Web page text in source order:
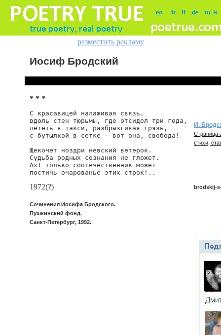
разместить рекламу
Иосиф Бродский
* * *
С красавицей налаживая связь,
вдоль стен тюрьмы, где отсидел три года,
лететь в такси, разбрызгивая грязь,
с бутылкой в сетке — вот она, свобода!
Щекочет ноздри невский ветерок.
Судьба родных сознания не гложет.
Ах! только соотечественник может
постичь очарованье этих строк!..
1972(?)
Сочинения Иосифа Бродского.
Пушкинский фонд.
Санкт-Петербург, 1992.
И.
Страница
стихи,
brodskij-